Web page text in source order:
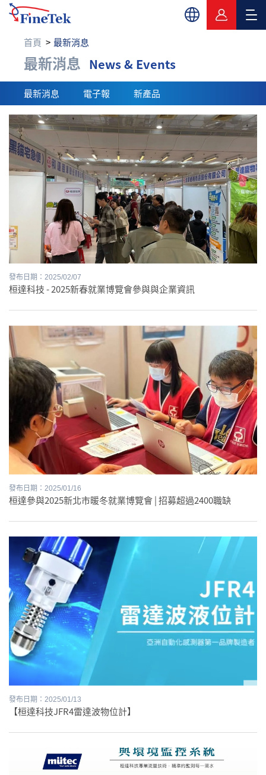
首頁 最新消息
最新消息
最新消息 News & Events
最新消息 電子報 新產品
發布日期：2025/02/07
桓達科技 - 2025新春就業博覽會參與與企業資訊
發布日期：2025/01/16
桓達參與2025新北市暖冬就業博覽會 | 招募超過2400職缺
發布日期：2025/01/13
【桓達科技JFR4雷達波物位計】